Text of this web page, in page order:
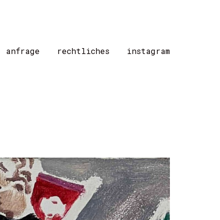
rechtliches instagram